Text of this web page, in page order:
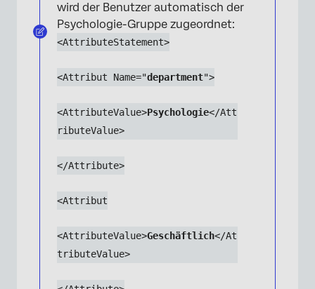
wird der Benutzer automatisch der
Psychologie-Gruppe zugeordnet:
<AttributeStatement>
<Attribut Name="department">
<AttributeValue>Psychologie</Att
ributeValue>
</Attribute>
<Attribut
<AttributeValue>Geschäftlich</At
tributeValue>